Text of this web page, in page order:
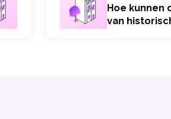
Hoe kunnen
van